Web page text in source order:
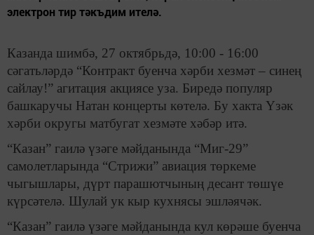
электрон тир тәкъдим ителә.
Казанда шимбә, 27 октябрьдә, 10:00 - 16:00
сәгатьләрдә “Контракт буенча хәрби хезмәт – синең
сайлау!” агитация акциясе уза. Биредә популяр
башкаручы Натан концерты көтелә. Бу хакта Үзәк
хәрби округы матбугат хезмәте хәбәр итә.
“Казан” гаилә үзәге мәйданында “Миг-29”
самолетларында “Стрижи” авиация төркеме
чыгышлары, дүрт парашютчының десант төшүе
күрсәтелә. Шулай ук кыр кухнясы эшләячәк.
“Казан” гаилә үзәге мәйданында кул көрәше буенча